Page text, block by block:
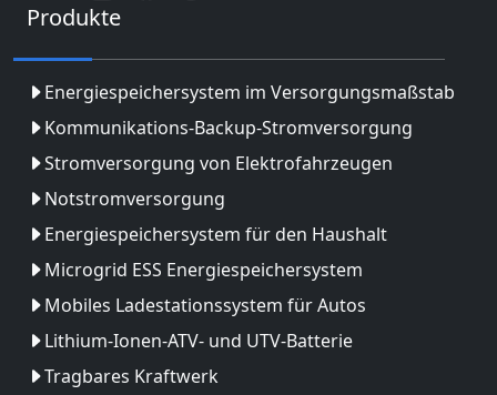
Produkte
Energiespeichersystem im Versorgungsmaßstab
Kommunikations-Backup-Stromversorgung
Stromversorgung von Elektrofahrzeugen
Notstromversorgung
Energiespeichersystem für den Haushalt
Microgrid ESS Energiespeichersystem
Mobiles Ladestationssystem für Autos
Lithium-Ionen-ATV- und UTV-Batterie
Tragbares Kraftwerk